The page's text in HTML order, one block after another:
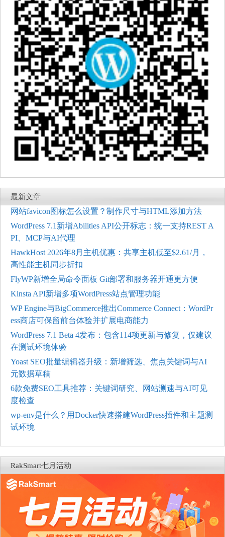
最新文章
网站favicon图标怎么设置？制作尺寸与HTML添加方法
WordPress 7.1新增Abilities API公开标志：统一支持REST A
PI、MCP与AI代理
HawkHost 2026年8月主机优惠：共享主机低至$2.61/月，
高性能主机同步折扣
FlyWP新增全局命令面板 Git部署和服务器开通更方便
Kinsta API新增多项WordPress站点管理功能
WP Engine与BigCommerce推出Commerce Connect：WordPr
ess商店可保留前台体验并扩展电商能力
WordPress 7.1 Beta 4发布：包含114项更新与修复，仅建议
在测试环境体验
Yoast SEO批量编辑器升级：新增筛选、焦点关键词与AI
元数据草稿
6款免费SEO工具推荐：关键词研究、网站测速与AI可见
度检查
wp-env是什么？用Docker快速搭建WordPress插件和主题测
试环境
RakSmart七月活动